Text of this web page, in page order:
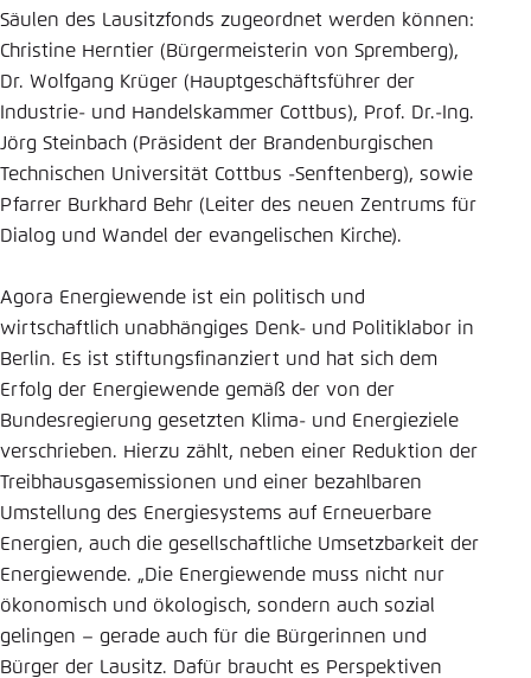
Säulen des Lausitzfonds zugeordnet werden können:
Christine Herntier (Bürgermeisterin von Spremberg),
Dr. Wolfgang Krüger (Hauptgeschäftsführer der
Industrie- und Handelskammer Cottbus), Prof. Dr.-Ing.
Jörg Steinbach (Präsident der Brandenburgischen
Technischen Universität Cottbus -Senftenberg), sowie
Pfarrer Burkhard Behr (Leiter des neuen Zentrums für
Dialog und Wandel der evangelischen Kirche).
Agora Energiewende ist ein politisch und
wirtschaftlich unabhängiges Denk- und Politiklabor in
Berlin. Es ist stiftungsfinanziert und hat sich dem
Erfolg der Energiewende gemäß der von der
Bundesregierung gesetzten Klima- und Energieziele
verschrieben. Hierzu zählt, neben einer Reduktion der
Treibhausgasemissionen und einer bezahlbaren
Umstellung des Energiesystems auf Erneuerbare
Energien, auch die gesellschaftliche Umsetzbarkeit der
Energiewende. „Die Energiewende muss nicht nur
ökonomisch und ökologisch, sondern auch sozial
gelingen – gerade auch für die Bürgerinnen und
Bürger der Lausitz. Dafür braucht es Perspektiven